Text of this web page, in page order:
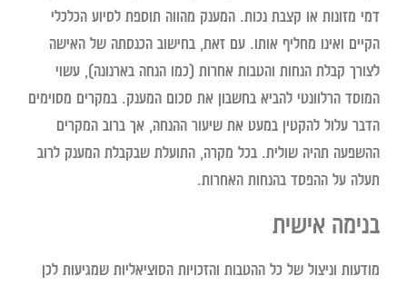
דמי מזונות או קצבת נכות. המענק מהווה תוספת לסיוע הכלכלי
הקיים ואינו מחליף אותו. עם זאת, בחישוב הכנסתה של האישה
לצורך קבלת הנחות והטבות אחרות (כמו הנחה בארנונה), עשוי
המוסד הרלוונטי להביא בחשבון את סכום המענק. במקרים מסוימים
הדבר עלול להקטין במעט את שיעור ההנחה, אך ברוב המקרים
ההשפעה תהיה שולית. בכל מקרה, התועלת שבקבלת המענק לרוב
תעלה על ההפסד בהנחות האחרות.
בנימה אישית
מודעות וניצול של כל ההטבות והזכויות הסוציאליות שמגיעות לכן